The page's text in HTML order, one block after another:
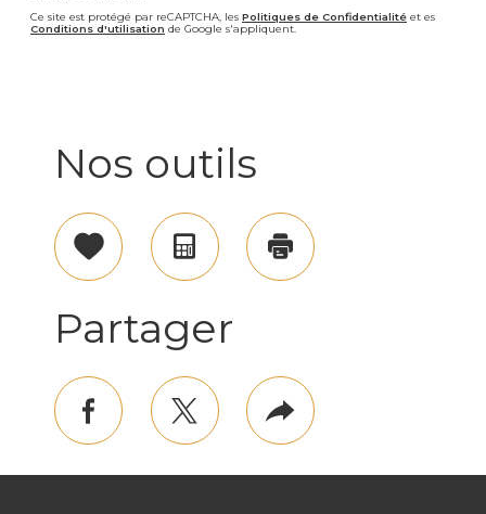
Ce site est protégé par reCAPTCHA, les Politiques de Confidentialité et es
Conditions d'utilisation de Google s'appliquent.
Nos outils
SélectionnerCalculatriceImprimer
Partager
facebooktwitterPlus
de
partage